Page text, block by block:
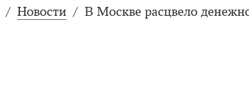
/ Новости / В Москве расцвело